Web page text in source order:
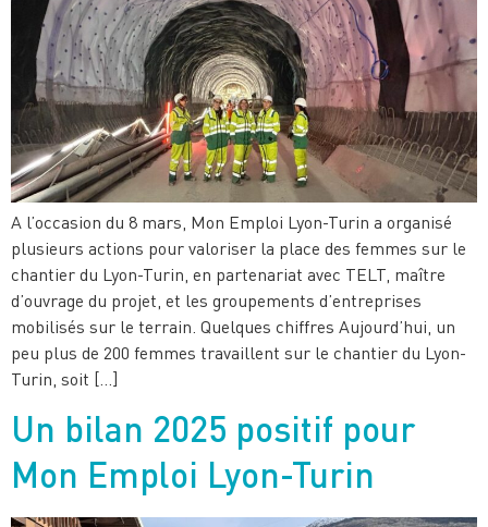
A l’occasion du 8 mars, Mon Emploi Lyon-Turin a organisé
plusieurs actions pour valoriser la place des femmes sur le
chantier du Lyon-Turin, en partenariat avec TELT, maître
d’ouvrage du projet, et les groupements d’entreprises
mobilisés sur le terrain. Quelques chiffres Aujourd’hui, un
peu plus de 200 femmes travaillent sur le chantier du Lyon-
Turin, soit […]
Un bilan 2025 positif pour
Mon Emploi Lyon-Turin